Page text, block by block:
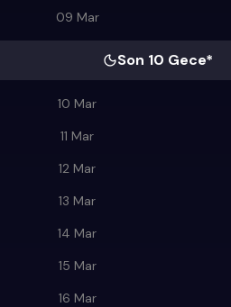
09 Mar
Son 10 Gece*
10 Mar
11 Mar
12 Mar
13 Mar
14 Mar
15 Mar
16 Mar